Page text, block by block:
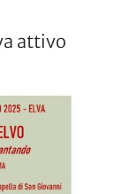
attivo